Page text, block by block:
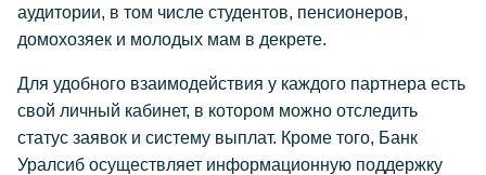
аудитории, в том числе студентов, пенсионеров,
домохозяек и молодых мам в декрете.
Для удобного взаимодействия у каждого партнера есть
свой личный кабинет, в котором можно отследить
статус заявок и систему выплат. Кроме того, Банк
Уралсиб осуществляет информационную поддержку